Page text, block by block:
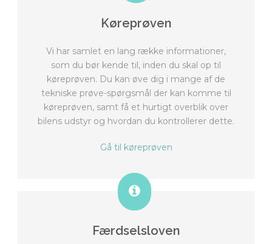
Køreprøven
Vi har samlet en lang række informationer,
som du bør kende til, inden du skal op til
køreprøven. Du kan øve dig i mange af de
tekniske prøve-spørgsmål der kan komme til
køreprøven, samt få et hurtigt overblik over
bilens udstyr og hvordan du kontrollerer dette.
Gå til køreprøven
Færdselsloven